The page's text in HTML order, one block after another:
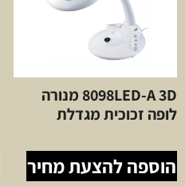
8098LED-A 3D מנורה
לופה זכוכית מגדלת
הוספה להצעת מחיר